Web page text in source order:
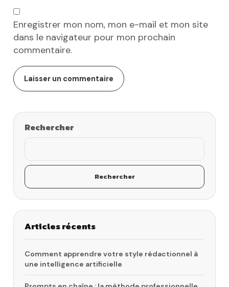
Enregistrer mon nom, mon e-mail et mon site
dans le navigateur pour mon prochain
commentaire.
Rechercher
Rechercher
Articles récents
Comment apprendre votre style rédactionnel à
une intelligence artificielle